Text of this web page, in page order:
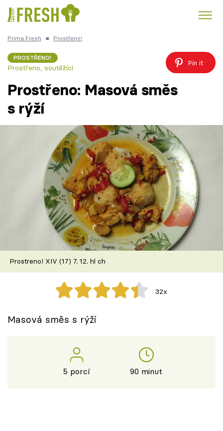
Česká kuchyně
Recepty
Články
TV Program
Škola vaření
Recepty z TV
Speciál: Cuketa
Prima Fresh ■ Prostřeno!
PROSTŘENO!
Prostřeno, soutěžící
Pin it
Prostřeno: Masová směs
s rýží
Prostreno! XIV (17) 7. 12. hl ch
32x
Masová směs s rýží
5 porcí 90 minut